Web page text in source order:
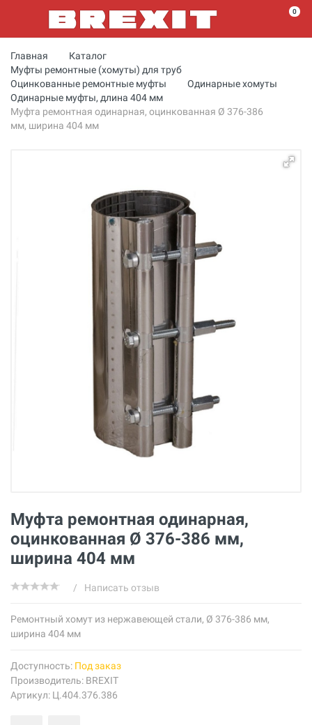
0
Главная
Каталог
Муфты ремонтные (хомуты) для труб
Оцинкованные ремонтные муфты
Одинарные хомуты
Одинарные муфты, длина 404 мм
Муфта ремонтная одинарная, оцинкованная Ø 376-386
мм, ширина 404 мм
Муфта ремонтная одинарная,
оцинкованная Ø 376-386 мм,
ширина 404 мм
/ Написать отзыв
Ремонтный хомут из нержавеющей стали, Ø 376-386 мм,
ширина 404 мм
Доступность: Под заказ
Производитель: BREXIT
Артикул: Ц.404.376.386